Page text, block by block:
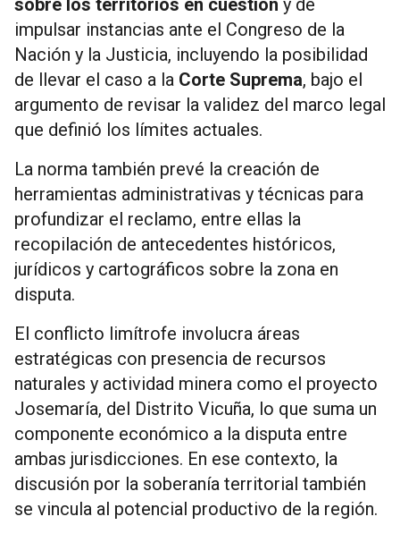
sobre los territorios en cuestión y de
impulsar instancias ante el Congreso de la
Nación y la Justicia, incluyendo la posibilidad
de llevar el caso a la Corte Suprema, bajo el
argumento de revisar la validez del marco legal
que definió los límites actuales.
La norma también prevé la creación de
herramientas administrativas y técnicas para
profundizar el reclamo, entre ellas la
recopilación de antecedentes históricos,
jurídicos y cartográficos sobre la zona en
disputa.
El conflicto limítrofe involucra áreas
estratégicas con presencia de recursos
naturales y actividad minera como el proyecto
Josemaría, del Distrito Vicuña, lo que suma un
componente económico a la disputa entre
ambas jurisdicciones. En ese contexto, la
discusión por la soberanía territorial también
se vincula al potencial productivo de la región.